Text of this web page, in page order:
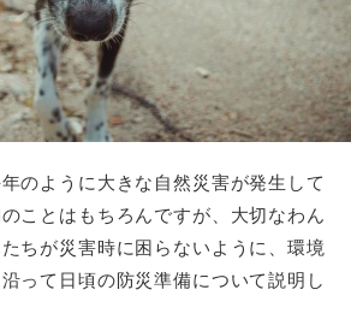
のように大きな自然災害が発生して
ことはもちろんですが、大切なわん
ちが災害時に困らないように、環境
って日頃の防災準備について説明し